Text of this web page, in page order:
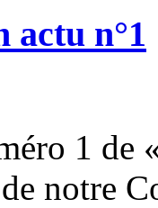
actu n°1
1 de
notre